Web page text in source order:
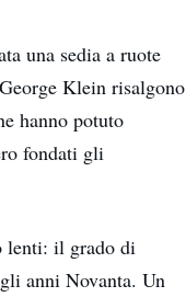
una sedia a ruote
Klein risalgono
hanno potuto
fondati gli
lenti: il grado di
anni Novanta. Un